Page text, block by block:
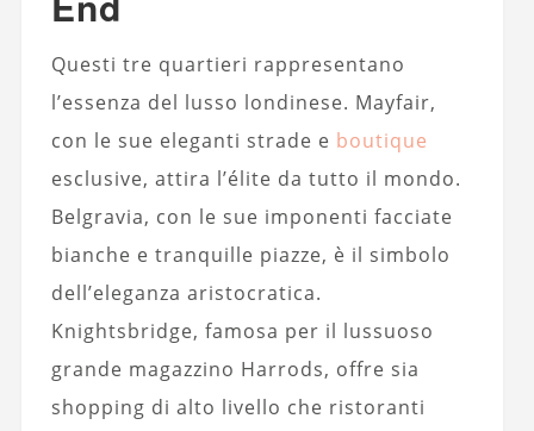
Questi tre quartieri rappresentano
l’essenza del lusso londinese. Mayfair,
con le sue eleganti strade e boutique
esclusive, attira l’élite da tutto il mondo.
Belgravia, con le sue imponenti facciate
bianche e tranquille piazze, è il simbolo
dell’eleganza aristocratica.
Knightsbridge, famosa per il lussuoso
grande magazzino Harrods, offre sia
shopping di alto livello che ristoranti